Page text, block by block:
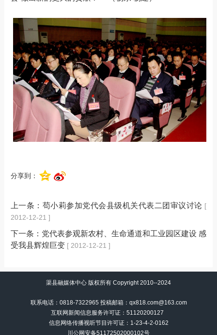
分享到：
上一条： 苟小莉参加党代会县级机关代表二团审议讨论 [
2012-12-21 ]
下一条： 党代表参观新农村、生命通道和工业园区建设 感
受我县辉煌巨变 [ 2012-12-21 ]
渠县融媒体中心 版权所有 Copyright 2010--2024
联系电话：0818-7322965 投稿邮箱：qx818.com@163.com
互联网新闻信息服务许可证：51120200127
信息网络传播视听节目许可证： 1-23-4-2-0162
川公网安备51172502000102号